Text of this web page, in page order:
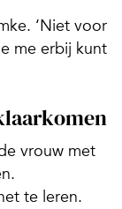
‘Niet voor
me erbij kunt
vrouw met
te leren.